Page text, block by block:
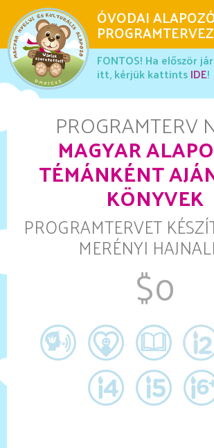
DMOIESZ
Használati útmutató
Ovis Maci
Különleges programok
Kapcsolat
Gyűjteményem
ÓVODAI
FONTOS! Ha először
itt, kérjük kattintsIDE!
PROGRAMTERV
MAGYAR
TÉMÁNKÉNT
KÖNYVEK
PROGRAMTERVET
MERÉNYI
$0